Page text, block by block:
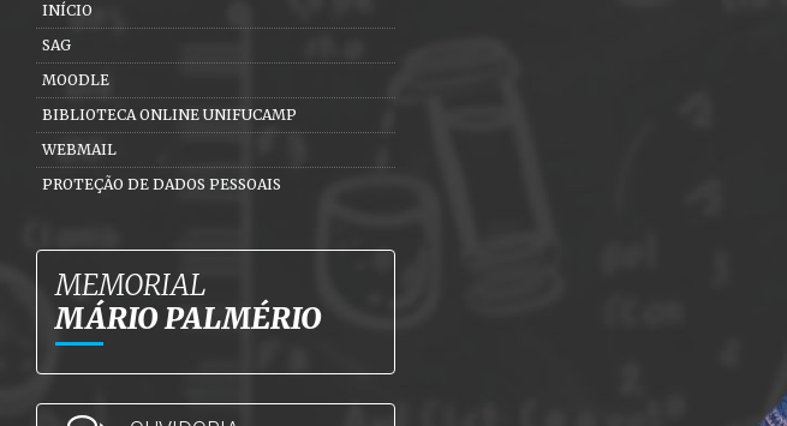
INÍCIO
SAG
MOODLE
BIBLIOTECA ONLINE UNIFUCAMP
WEBMAIL
PROTEÇÃO DE DADOS PESSOAIS
MEMORIAL
MÁRIO PALMÉRIO